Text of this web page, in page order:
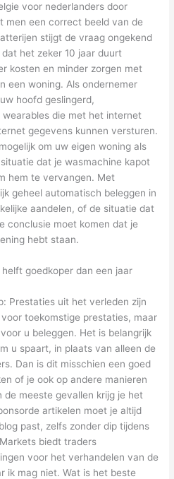
voor nederlanders door
men een correct beeld van de
stijgt de vraag ongekend
het zeker 10 jaar duurt
kosten en minder zorgen met
een woning. Als ondernemer
hoofd geslingerd,
die met het internet
gegevens kunnen versturen.
om uw eigen woning als
dat je wasmachine kapot
hem te vervangen. Met
geheel automatisch beleggen in
aandelen, of de situatie dat
conclusie moet komen dat je
hebt staan.
goedkoper dan een jaar
Prestaties uit het verleden zijn
toekomstige prestaties, maar
u beleggen. Het is belangrijk
u spaart, in plaats van alleen de
Dan is dit misschien een goed
of je ook op andere manieren
meeste gevallen krijg je het
artikelen moet je altijd
past, zelfs zonder dip tijdens
biedt traders
voor het verhandelen van de
ik mag niet. Wat is het beste